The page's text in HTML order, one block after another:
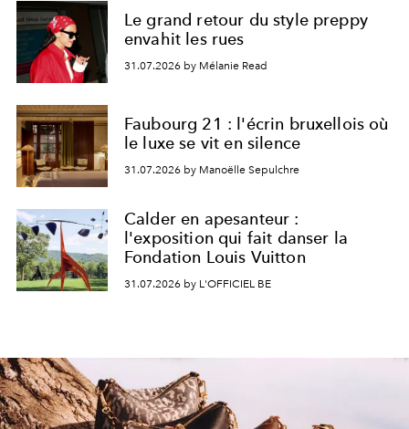
Le grand retour du style preppy
envahit les rues
31.07.2026 by Mélanie Read
Faubourg 21 : l'écrin bruxellois où
le luxe se vit en silence
31.07.2026 by Manoëlle Sepulchre
Calder en apesanteur :
l'exposition qui fait danser la
Fondation Louis Vuitton
31.07.2026 by L'OFFICIEL BE